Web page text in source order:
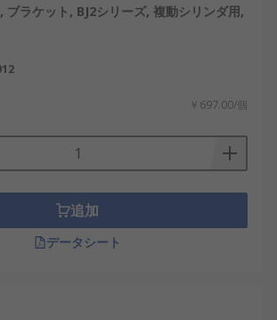
ブラケット, BJ2シリーズ, 複動シリンダ用,
￥697.00/個
追加
データシート